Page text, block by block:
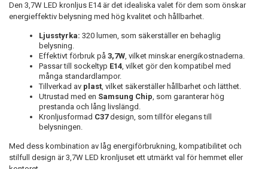
Den 3,7W LED kronljus E14 är det idealiska valet för dem som önskar
energieffektiv belysning med hög kvalitet och hållbarhet.
Ljusstyrka: 320 lumen, som säkerställer en behaglig
belysning.
Effektivt förbruk på 3,7W, vilket minskar energikostnaderna.
Passar till sockeltyp E14, vilket gör den kompatibel med
många standardlampor.
Tillverkad av plast, vilket säkerställer hållbarhet och lätthet.
Utrustad med en Samsung Chip, som garanterar hög
prestanda och lång livslängd.
Kronljusformad C37design, som tillför elegans till
belysningen.
Med dess kombination av låg energiförbrukning, kompatibilitet och
stilfull design är 3,7W LED kronljuset ett utmärkt val för hemmet eller